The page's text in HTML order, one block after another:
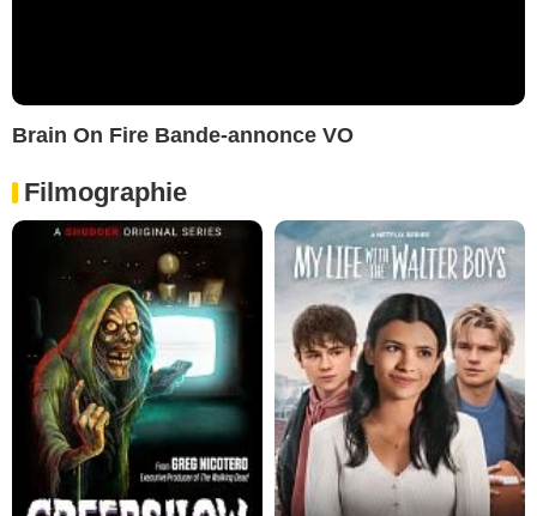
Brain On Fire Bande-annonce VO
Filmographie